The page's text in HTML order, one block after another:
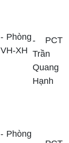
- Phòng
VH-XH
- Phòng
- PCT
Trần
Quang
Hạnh